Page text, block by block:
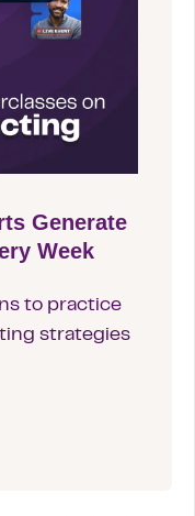
Generate
Week
to practice
strategies